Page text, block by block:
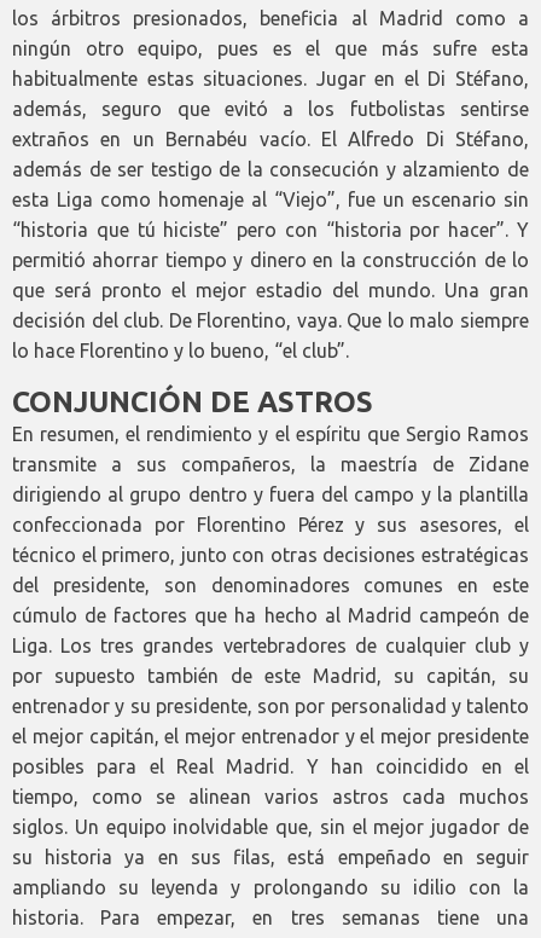
los árbitros presionados, beneficia al Madrid como a
ningún otro equipo, pues es el que más sufre esta
habitualmente estas situaciones. Jugar en el Di Stéfano,
además, seguro que evitó a los futbolistas sentirse
extraños en un Bernabéu vacío. El Alfredo Di Stéfano,
además de ser testigo de la consecución y alzamiento de
esta Liga como homenaje al “Viejo”, fue un escenario sin
“historia que tú hiciste” pero con “historia por hacer”. Y
permitió ahorrar tiempo y dinero en la construcción de lo
que será pronto el mejor estadio del mundo. Una gran
decisión del club. De Florentino, vaya. Que lo malo siempre
lo hace Florentino y lo bueno, “el club”.
CONJUNCIÓN DE ASTROS
En resumen, el rendimiento y el espíritu que Sergio Ramos
transmite a sus compañeros, la maestría de Zidane
dirigiendo al grupo dentro y fuera del campo y la plantilla
confeccionada por Florentino Pérez y sus asesores, el
técnico el primero, junto con otras decisiones estratégicas
del presidente, son denominadores comunes en este
cúmulo de factores que ha hecho al Madrid campeón de
Liga. Los tres grandes vertebradores de cualquier club y
por supuesto también de este Madrid, su capitán, su
entrenador y su presidente, son por personalidad y talento
el mejor capitán, el mejor entrenador y el mejor presidente
posibles para el Real Madrid. Y han coincidido en el
tiempo, como se alinean varios astros cada muchos
siglos. Un equipo inolvidable que, sin el mejor jugador de
su historia ya en sus filas, está empeñado en seguir
ampliando su leyenda y prolongando su idilio con la
historia. Para empezar, en tres semanas tiene una